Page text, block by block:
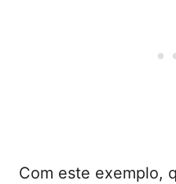
Com este exemplo,